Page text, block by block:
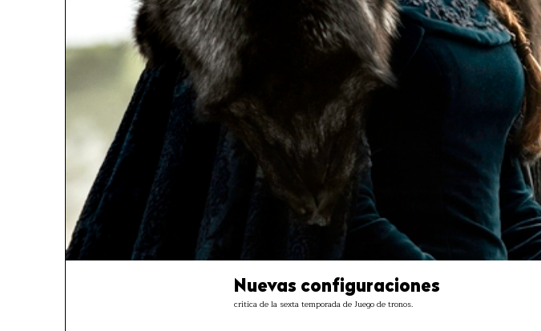
Nuevas configuraciones
crítica de la sexta temporada de Juego de tronos.